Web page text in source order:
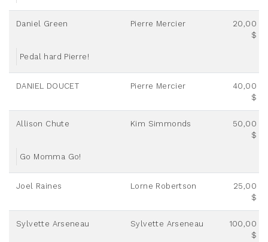
Daniel Green Pierre Mercier
20,00
$
Pedal hard Pierre!
DANIEL DOUCET Pierre Mercier
40,00
$
Allison Chute Kim Simmonds
50,00
$
Go Momma Go!
Joel Raines Lorne Robertson
25,00
$
Sylvette Arseneau Sylvette Arseneau
100,00
$